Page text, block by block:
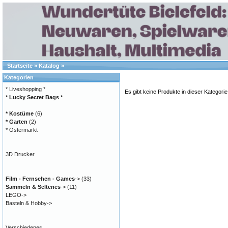
Startseite » Katalog »
Es gibt keine Produkte in dieser
Kategorien
* Liveshopping *
* Lucky Secret Bags *
* Kostüme (6)
* Garten (2)
* Ostermarkt
3D Drucker
Film - Fernsehen - Games-> (33)
Sammeln & Seltenes-> (11)
LEGO->
Basteln & Hobby->